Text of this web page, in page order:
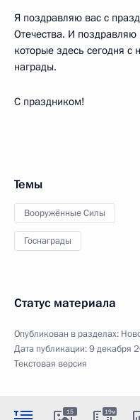
Я поздравляю вас с
Отечества. И
которые здесь сегодня с
награды.
С праздником!
Темы
Вооружённые Силы
Госнаграды
Статус материала
Опубликован в разделах:
Дата публикации:9 декабря
Текстовая версия
15 19м